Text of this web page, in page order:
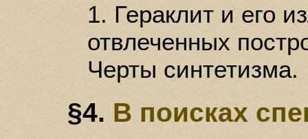
1. Гераклит и его
отвлеченных
Черты синтетизма.
§4. В поисках